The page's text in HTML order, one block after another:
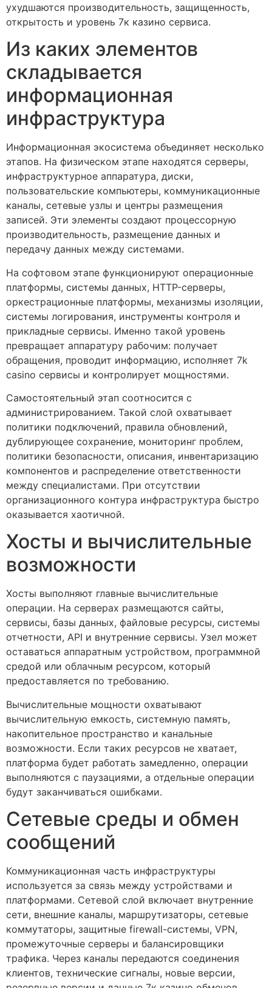
ухудшаются производительность, защищенность,
открытость и уровень 7к казино сервиса.
Из каких элементов
складывается
информационная
инфраструктура
Информационная экосистема объединяет несколько
этапов. На физическом этапе находятся серверы,
инфраструктурное аппаратура, диски,
пользовательские компьютеры, коммуникационные
каналы, сетевые узлы и центры размещения
записей. Эти элементы создают процессорную
производительность, размещение данных и
передачу данных между системами.
На софтовом этапе функционируют операционные
платформы, системы данных, HTTP-серверы,
оркестрационные платформы, механизмы изоляции,
системы логирования, инструменты контроля и
прикладные сервисы. Именно такой уровень
превращает аппаратуру рабочим: получает
обращения, проводит информацию, исполняет 7k
casino сервисы и контролирует мощностями.
Самостоятельный этап соотносится с
администрированием. Такой слой охватывает
политики подключений, правила обновлений,
дублирующее сохранение, мониторинг проблем,
политики безопасности, описания, инвентаризацию
компонентов и распределение ответственности
между специалистами. При отсутствии
организационного контура инфраструктура быстро
оказывается хаотичной.
Хосты и вычислительные
возможности
Хосты выполняют главные вычислительные
операции. На серверах размещаются сайты,
сервисы, базы данных, файловые ресурсы, системы
отчетности, API и внутренние сервисы. Узел может
оставаться аппаратным устройством, программной
средой или облачным ресурсом, который
предоставляется по требованию.
Вычислительные мощности охватывают
вычислительную емкость, системную память,
накопительное пространство и канальные
возможности. Если таких ресурсов не хватает,
платформа будет работать замедленно, операции
выполняются с паузациями, а отдельные операции
будут заканчиваться ошибками.
Сетевые среды и обмен
сообщений
Коммуникационная часть инфраструктуры
используется за связь между устройствами и
платформами. Сетевой слой включает внутренние
сети, внешние каналы, маршрутизаторы, сетевые
коммутаторы, защитные firewall-системы, VPN,
промежуточные серверы и балансировщики
трафика. Через каналы передаются соединения
клиентов, технические сигналы, новые версии,